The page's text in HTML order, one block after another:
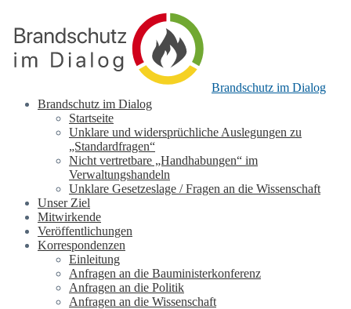
Brandschutz im Dialog
Brandschutz im Dialog
Startseite
Unklare und widersprüchliche Auslegungen zu
„Standardfragen“
Nicht vertretbare „Handhabungen“ im
Verwaltungshandeln
Unklare Gesetzeslage / Fragen an die Wissenschaft
Unser Ziel
Mitwirkende
Veröffentlichungen
Korrespondenzen
Einleitung
Anfragen an die Bauministerkonferenz
Anfragen an die Politik
Anfragen an die Wissenschaft